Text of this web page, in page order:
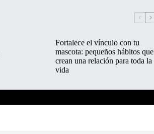
Fortalece el vínculo con tu
mascota: pequeños hábitos que
crean una relación para toda la
vida